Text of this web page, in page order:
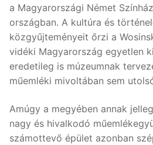
a Magyarországi Német
országban. A kultúra és
közgyűjteményeit őrzi a
vidéki Magyarország egyetlen
eredetileg is múzeumnak
műemléki mivoltában sem
Amúgy a megyében annak
nagy és hivalkodó
számottevő épület azonban